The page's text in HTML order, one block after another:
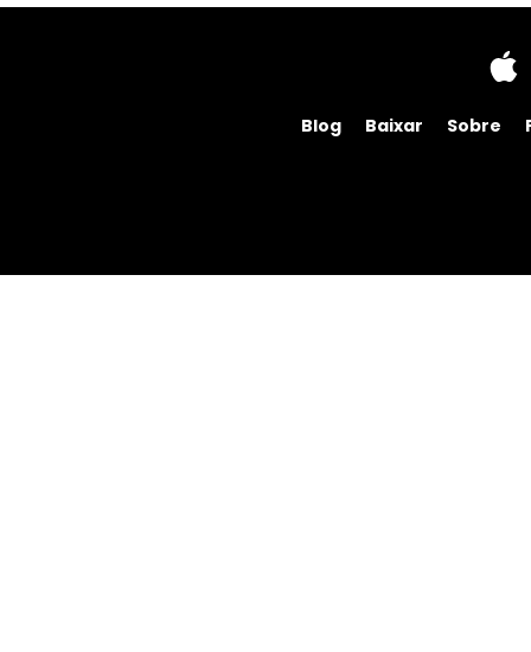
Blog Baixar Sobre